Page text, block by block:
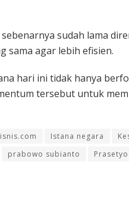
sudah lama
sama agar lebih efisien.
hari ini tidak hanya
tersebut untuk
Istana negara
prabowo subianto